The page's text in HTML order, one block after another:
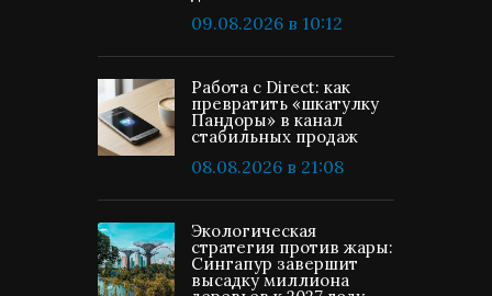
09.08.2026 в 10:12
Работа с Direct: как
превратить «шкатулку
Пандоры» в канал
стабильных продаж
08.08.2026 в 21:08
Экологическая
стратегия против жары:
Сингапур завершит
высадку миллиона